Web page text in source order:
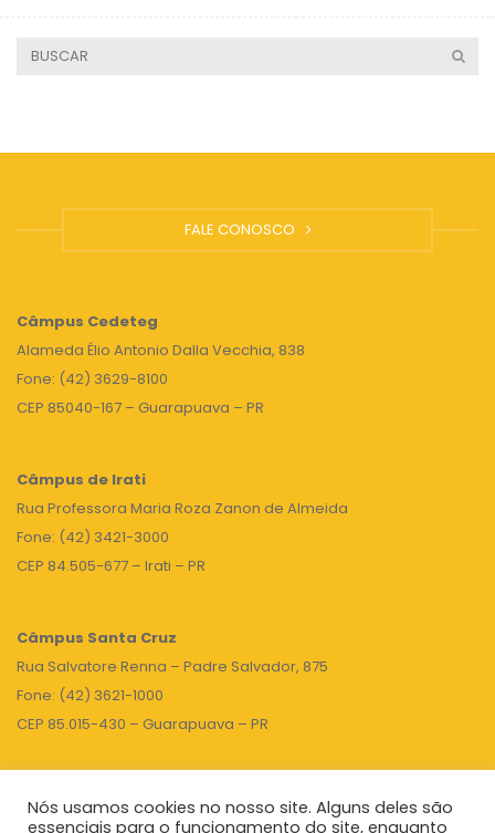
FALE CONOSCO
Câmpus Cedeteg
Alameda Élio Antonio Dalla Vecchia, 838
Fone: (42) 3629-8100
CEP 85040-167 – Guarapuava – PR
Câmpus de Irati
Rua Professora Maria Roza Zanon de Almeida
Fone: (42) 3421-3000
CEP 84.505-677 – Irati – PR
Câmpus Santa Cruz
Rua Salvatore Renna – Padre Salvador, 875
Fone: (42) 3621-1000
CEP 85.015-430 – Guarapuava – PR
TOPO
Nós usamos cookies no nosso site. Alguns deles são
essenciais para o funcionamento do site, enquanto